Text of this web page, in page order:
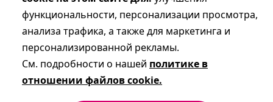
функциональности, персонализации просмотра,
анализа трафика, а также для маркетинга и
персонализированной рекламы.
См. подробности о нашей политике в
отношении файлов cookie.